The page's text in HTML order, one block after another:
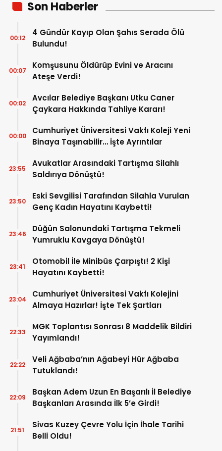
Son Haberler
4 Gündür Kayıp Olan Şahıs Serada Ölü
Bulundu!
00:12
Komşusunu Öldürüp Evini ve Aracını
Ateşe Verdi!
00:07
Avcılar Belediye Başkanı Utku Caner
Çaykara Hakkında Tahliye Kararı!
00:02
Cumhuriyet Üniversitesi Vakfı Koleji Yeni
Binaya Taşınabilir… İşte Ayrıntılar
00:00
Avukatlar Arasındaki Tartışma Silahlı
Saldırıya Dönüştü!
23:55
Eski Sevgilisi Tarafından Silahla Vurulan
Genç Kadın Hayatını Kaybetti!
23:50
Düğün Salonundaki Tartışma Tekmeli
Yumruklu Kavgaya Dönüştü!
23:46
Otomobil İle Minibüs Çarpıştı! 2 Kişi
Hayatını Kaybetti!
23:41
Cumhuriyet Üniversitesi Vakfı Kolejini
Almaya Hazırlar! İşte Tek Şartları
23:04
MGK Toplantısı Sonrası 8 Maddelik Bildiri
Yayımlandı!
22:33
Veli Ağbaba’nın Ağabeyi Hür Ağbaba
Tutuklandı!
22:22
Başkan Adem Uzun En Başarılı İl Belediye
Başkanları Arasında İlk 5’e Girdi!
22:09
Sivas Kuzey Çevre Yolu İçin İhale Tarihi
Belli Oldu!
21:51